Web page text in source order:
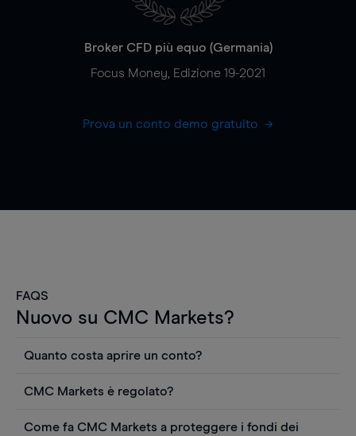
Broker CFD più equo (Germania)
Focus Money, Edizione 19-2021
Prova un conto demo gratuito
FAQS
Nuovo su CMC Markets?
Quanto costa aprire un conto?
Puoi anche visualizzare gratuitamente i prezzi e
utilizzare strumenti come grafici, notizie Reuters
CMC Markets è regolato?
Come fa CMC Markets a proteggere i fondi dei